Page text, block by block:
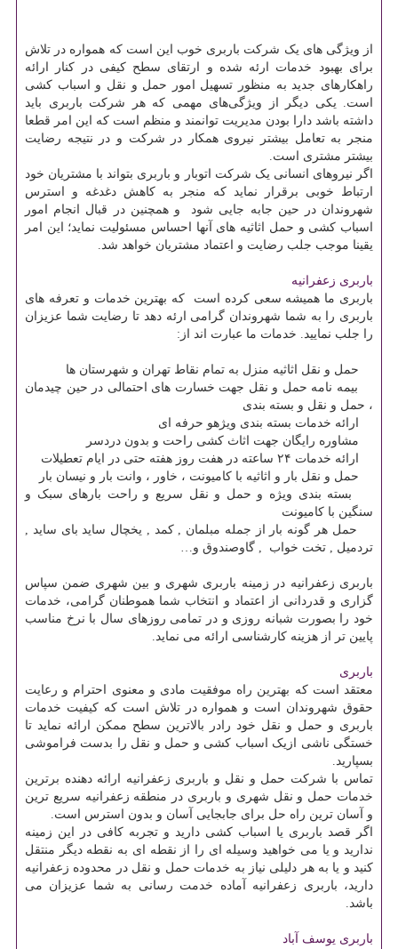
از ویژگی های یک شرکت باربری خوب این است که همواره در تلاش
برای بهبود خدمات ارئه شده و ارتقای سطح کیفی در کنار ارائه
راهکارهای جدید به منظور تسهیل امور حمل و نقل و اسباب کشی
است. یکی دیگر از ویژگی‌های مهمی که هر شرکت باربری باید
داشته باشد دارا بودن مدیریت توانمند و منظم است که این امر قطعا
منجر به تعامل بیشتر نیروی همکار در شرکت و در نتیجه رضایت
بیشتر مشتری است.
اگر نیروهای انسانی یک شرکت اتوبار و باربری بتواند با مشتریان خود
ارتباط خوبی برقرار نماید که منجر به کاهش دغدغه و استرس
شهروندان در حین جابه جایی شود و همچنین در قبال انجام امور
اسباب کشی و حمل اثاثیه های آنها احساس مسئولیت نماید؛ این امر
یقینا موجب جلب رضایت و اعتماد مشتریان خواهد شد.
باربری زعفرانیه
باربری ما همیشه سعی کرده است که بهترین خدمات و تعرفه های
باربری را به شما شهروندان گرامی ارئه دهد تا رضایت شما عزیزان
را جلب نمایید. خدمات ما عبارت اند از :
حمل و نقل اثاثیه منزل به تمام نقاط تهران و شهرستان ها
بیمه نامه حمل و نقل جهت خسارت های احتمالی در حین چیدمان
، حمل و نقل و بسته بندی
ارائه خدمات بسته بندی ویژهو حرفه ای
مشاوره رایگان جهت اثاث کشی راحت و بدون دردسر
ارائه خدمات ۲۴ ساعته در هفت روز هفته حتی در ایام تعطیلات
حمل و نقل بار و اثاثیه با کامیونت ، خاور ، وانت بار و نیسان بار
بسته بندی ویژه و حمل و نقل سریع و راحت بارهای سبک و
سنگین با کامیونت
حمل هر گونه بار از جمله مبلمان , کمد , یخچال ساید بای ساید ,
تردمیل , تخت خواب , گاوصندوق و…
باربری زعفرانیه در زمینه باربری شهری و بین شهری ضمن سپاس
گزاری و قدردانی از اعتماد و انتخاب شما هموطنان گرامی، خدمات
خود را بصورت شبانه روزی و در تمامی روزهای سال با نرخ مناسب
پایین تر از هزینه کارشناسی ارائه می نماید.
باربری
معتقد است که بهترین راه موفقیت مادی و معنوی احترام و رعایت
حقوق شهروندان است و همواره در تلاش است که کیفیت خدمات
باربری و حمل و نقل خود رادر بالاترین سطح ممکن ارائه نماید تا
خستگی ناشی ازیک اسباب کشی و حمل و نقل را بدست فراموشی
بسپارید.
تماس با شرکت حمل و نقل و باربری زعفرانیه ارائه دهنده برترین
خدمات حمل و نقل شهری و باربری در منطقه زعفرانیه سریع ترین
و آسان ترین راه حل برای جابجایی آسان و بدون استرس است.
اگر قصد باربری یا اسباب کشی دارید و تجربه کافی در این زمینه
ندارید و یا می خواهید وسیله ای را از نقطه ای به نقطه دیگر منتقل
کنید و یا به هر دلیلی نیاز به خدمات حمل و نقل در محدوده زعفرانیه
دارید، باربری زعفرانیه آماده خدمت رسانی به شما عزیزان می
باشد.
باربری یوسف آباد